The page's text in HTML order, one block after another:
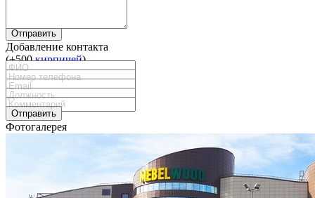
Отправить
Добавление контакта
(+500кирпичей)
Отправить
Фотогалерея